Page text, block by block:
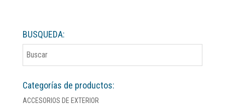
BUSQUEDA:
Categorías de productos:
ACCESORIOS DE EXTERIOR